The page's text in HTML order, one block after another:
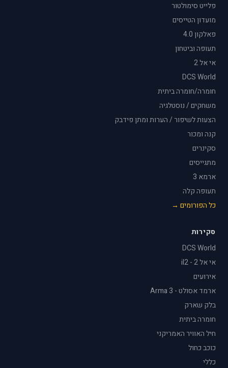
פלייט סימולטור
מועדון הטייסים
פאלקון 4.0
תעופה וביטחון
אי אל 2
DCS World
חומרה/חומרה ביתית
משחקים / נוסטלגיה
הצעות לשיפור / הערות ומתן פידבק
קנה ומכור
סקינרים
מתגייסים
ארמא 3
תעופה קלה
כל הפורומים →
סקירות
DCS World
אי אל 2 - il2
אירועים
ארמד אסולט - Arma 3
בלק שארק
חומרה ביתית
חיל האוויר האמריקני
כוכב כחול
כללי